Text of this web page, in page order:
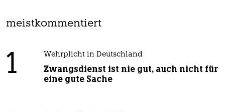
meistkommentiert
1 Wehrplicht in Deutschland
Zwangsdienst ist nie gut, auch nicht für
eine gute Sache